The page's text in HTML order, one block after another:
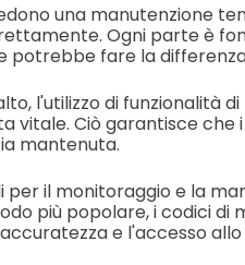
una manutenzione
Ogni parte è
potrebbe fare la
l'utilizzo di funzionalità
vitale. Ciò garantisce che
mantenuta.
per il monitoraggio e la
più popolare, i codici
e l'accesso